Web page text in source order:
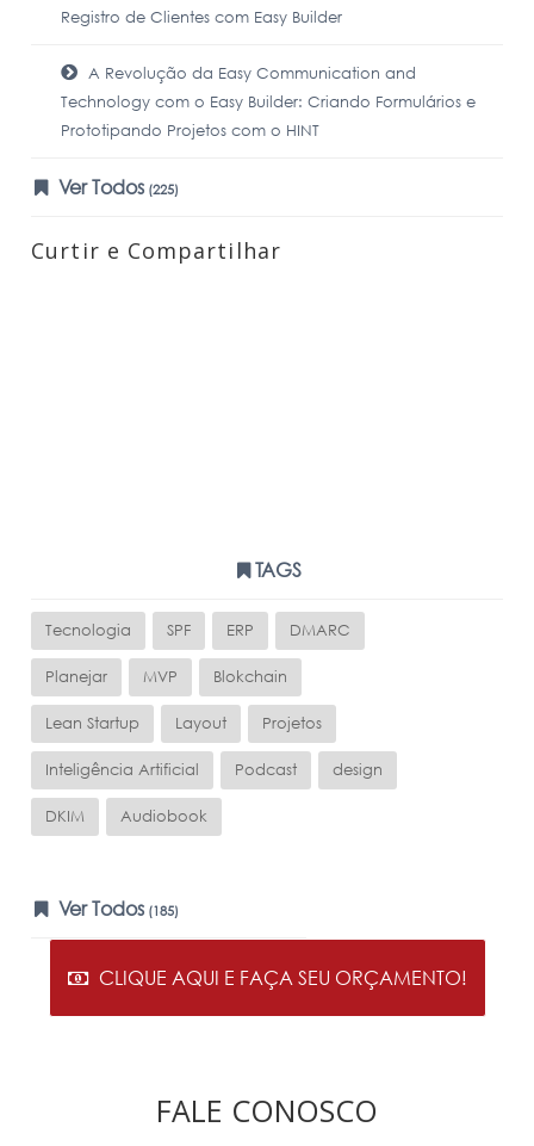
Registro de Clientes com Easy Builder
A Revolução da Easy Communication and
Technology com o Easy Builder: Criando Formulários e
Prototipando Projetos com o HINT
Ver Todos (225)
Curtir e Compartilhar
TAGS
Tecnologia SPF ERP DMARC
Planejar MVP Blokchain
Lean Startup Layout Projetos
Inteligência Artificial Podcast design
DKIM Audiobook
Ver Todos (185)
CLIQUE AQUI E FAÇA SEU ORÇAMENTO!
FALE CONOSCO